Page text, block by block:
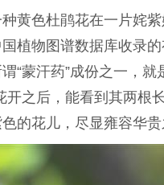
黄色杜鹃花在一片姹
植物图谱数据库收录
“蒙汗药”成份之一，
开之后，能看到其两根
的花儿，尽显雍容华贵